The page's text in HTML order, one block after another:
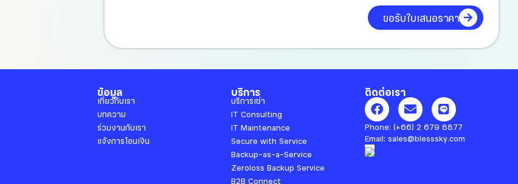
ขอรับใบเสนอราคา
ข้อมูล
เกี่ยวกับเรา
บทความ
ร่วมงานกับเรา
แจ้งการโอนเงิน
บริการ
บริการเช่า
IT Consulting
IT Maintenance
Secure with Service
Backup-as-a-Service
Zeroloss Backup Service
B2B Connect
ติดต่อเรา
F
a
c
e
E
n
v
e
L
i
n
e
Phone: (+66) 2 679 8877
Email: sales@blesssky.com